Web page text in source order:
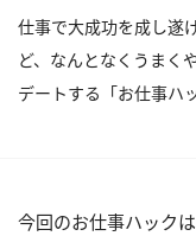
仕事で大成功を成し遂
ど、なんとなくうまく
デートする「お仕事ハ
今回のお仕事ハック